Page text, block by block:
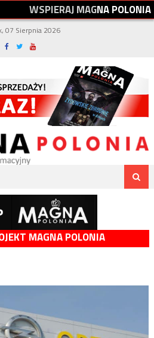
WSPIERAJMAGNAPOLONIA
07 Sierpnia 2026
MAGNA POLONIA